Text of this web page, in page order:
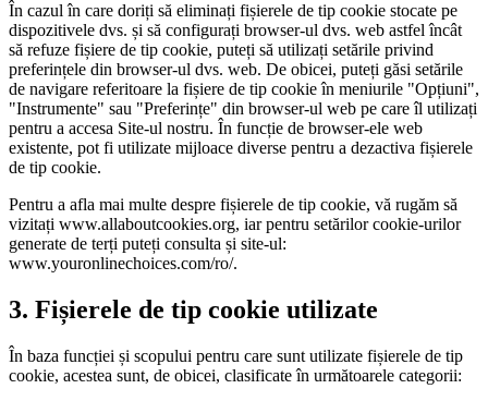
În cazul în care doriți să eliminați fișierele de tip cookie stocate pe
dispozitivele dvs. și să configurați browser-ul dvs. web astfel încât
să refuze fișiere de tip cookie, puteți să utilizați setările privind
preferințele din browser-ul dvs. web. De obicei, puteți găsi setările
de navigare referitoare la fișiere de tip cookie în meniurile "Opțiuni",
"Instrumente" sau "Preferințe" din browser-ul web pe care îl utilizați
pentru a accesa Site-ul nostru. În funcție de browser-ele web
existente, pot fi utilizate mijloace diverse pentru a dezactiva fișierele
de tip cookie.
Pentru a afla mai multe despre fișierele de tip cookie, vă rugăm să
vizitați www.allaboutcookies.org, iar pentru setărilor cookie-urilor
generate de terți puteți consulta și site-ul:
www.youronlinechoices.com/ro/.
3. Fișierele de tip cookie utilizate
În baza funcției și scopului pentru care sunt utilizate fișierele de tip
cookie, acestea sunt, de obicei, clasificate în următoarele categorii: